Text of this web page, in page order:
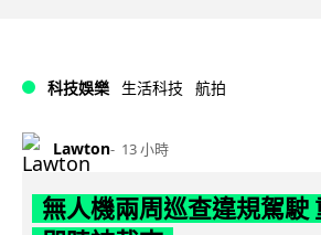
科技娛樂 生活科技 航拍
Lawton 13 小時
無人機兩周巡查違規駕駛